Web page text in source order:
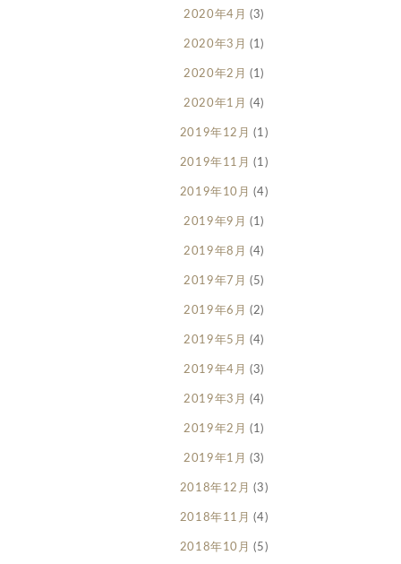
2020年4月 (3)
2020年3月 (1)
2020年2月 (1)
2020年1月 (4)
2019年12月 (1)
2019年11月 (1)
2019年10月 (4)
2019年9月 (1)
2019年8月 (4)
2019年7月 (5)
2019年6月 (2)
2019年5月 (4)
2019年4月 (3)
2019年3月 (4)
2019年2月 (1)
2019年1月 (3)
2018年12月 (3)
2018年11月 (4)
2018年10月 (5)